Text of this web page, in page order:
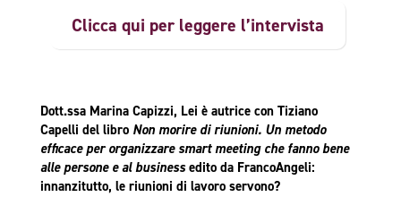
Clicca qui per leggere l’intervista
Dott.ssa Marina Capizzi, Lei è autrice con Tiziano
Capelli del libro Non morire di riunioni. Un metodo
efficace per organizzare smart meeting che fanno bene
alle persone e al businessedito da FrancoAngeli:
innanzitutto, le riunioni di lavoro servono?